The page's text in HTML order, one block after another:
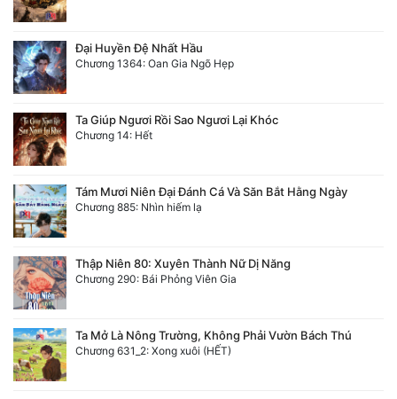
Đại Huyền Đệ Nhất Hầu
Chương 1364: Oan Gia Ngõ Hẹp
Ta Giúp Ngươi Rồi Sao Ngươi Lại Khóc
Chương 14: Hết
Tám Mươi Niên Đại Đánh Cá Và Săn Bắt Hằng Ngày
Chương 885: Nhìn hiếm lạ
Thập Niên 80: Xuyên Thành Nữ Dị Năng
Chương 290: Bái Phỏng Viên Gia
Ta Mở Là Nông Trường, Không Phải Vườn Bách Thú
Chương 631_2: Xong xuôi (HẾT)